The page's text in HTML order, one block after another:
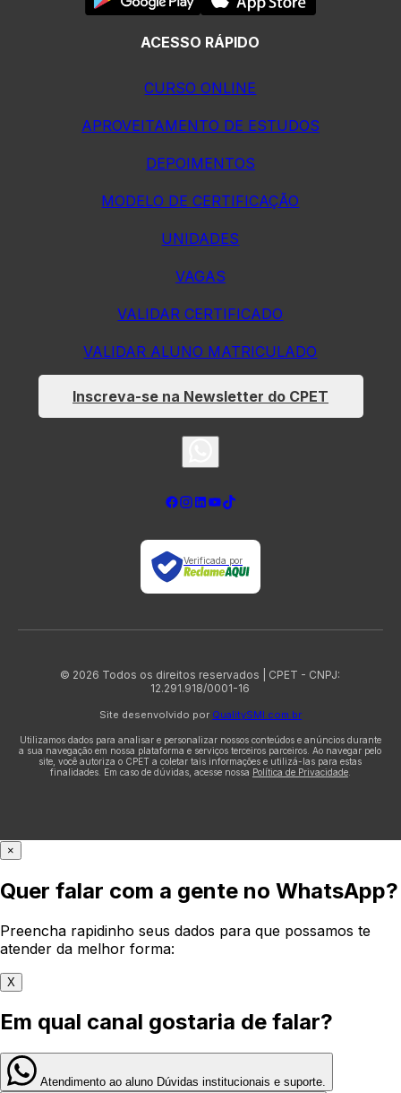
ACESSO RÁPIDO
CURSO ONLINE
APROVEITAMENTO DE ESTUDOS
DEPOIMENTOS
MODELO DE CERTIFICAÇÃO
UNIDADES
VAGAS
VALIDAR CERTIFICADO
VALIDAR ALUNO MATRICULADO
Inscreva-se na Newsletter do CPET
Verificada por
© 2026 Todos os direitos reservados | CPET - CNPJ:
12.291.918/0001-16
Site desenvolvido por QualitySMI.com.br
Utilizamos dados para analisar e personalizar nossos conteúdos e anúncios durante
a sua navegação em nossa plataforma e serviços terceiros parceiros. Ao navegar pelo
site, você autoriza o CPET a coletar tais informações e utilizá-las para estas
finalidades. Em caso de dúvidas, acesse nossa Política de Privacidade
×
Quer falar com a gente no WhatsApp?
Preencha rapidinho seus dados para que possamos te
atender da melhor forma:
X
Em qual canal gostaria de falar?
Atendimento ao aluno Dúvidas institucionais e suporte.